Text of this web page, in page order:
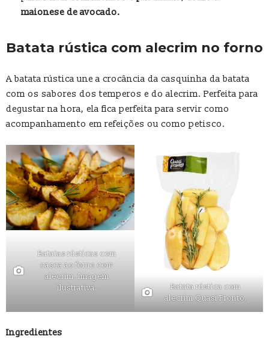
maionese de avocado.
Batata rústica com alecrim no forno
A batata rústica une a crocância da casquinha da batata
com os sabores dos temperos e do alecrim. Perfeita para
degustar na hora, ela fica perfeita para servir como
acompanhamento em refeições ou como petisco.
Batatas rústicas com
casca ao forno com
alecrim. Imagem
ilustrativa.
Batata rústica com
alecrim Quasi Pronto.
Ingredientes